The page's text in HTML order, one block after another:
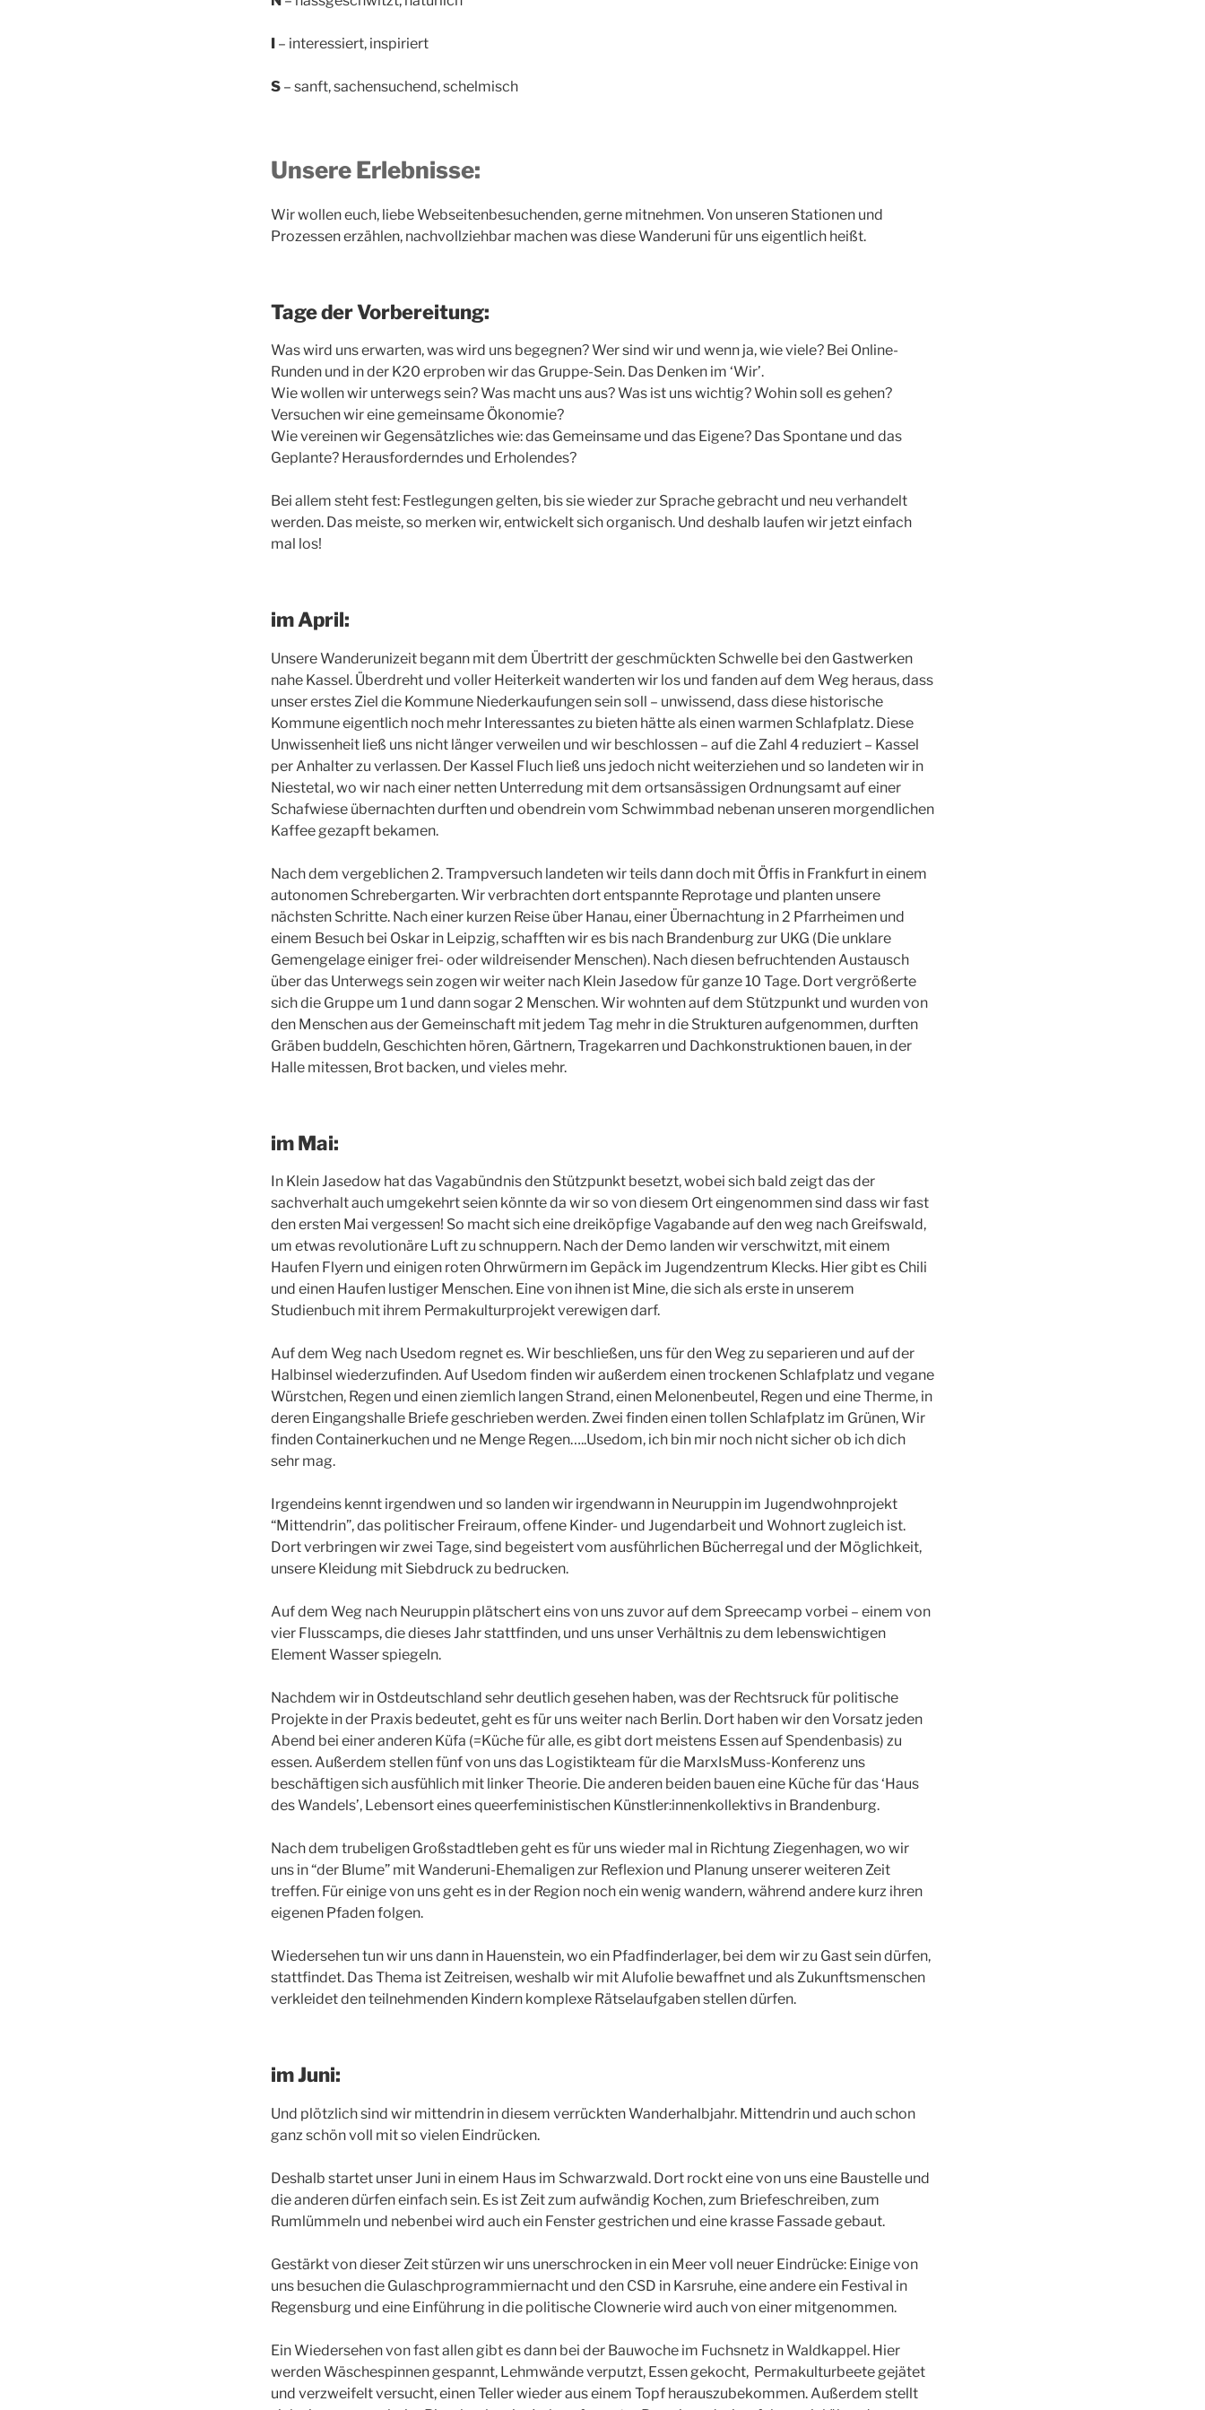
I – interessiert, inspiriert
S – sanft, sachensuchend, schelmisch
Unsere Erlebnisse:
Wir wollen euch, liebe Webseitenbesuchenden, gerne mitnehmen. Von unseren Stationen und
Prozessen erzählen, nachvollziehbar machen was diese Wanderuni für uns eigentlich heißt.
Tage der Vorbereitung:
Was wird uns erwarten, was wird uns begegnen? Wer sind wir und wenn ja, wie viele? Bei Online-
Runden und in der K20 erproben wir das Gruppe-Sein. Das Denken im ‘Wir’.
Wie wollen wir unterwegs sein? Was macht uns aus? Was ist uns wichtig? Wohin soll es gehen?
Versuchen wir eine gemeinsame Ökonomie?
Wie vereinen wir Gegensätzliches wie: das Gemeinsame und das Eigene? Das Spontane und das
Geplante? Herausforderndes und Erholendes?
Bei allem steht fest: Festlegungen gelten, bis sie wieder zur Sprache gebracht und neu verhandelt
werden. Das meiste, so merken wir, entwickelt sich organisch. Und deshalb laufen wir jetzt einfach
mal los!
im April:
Unsere Wanderunizeit begann mit dem Übertritt der geschmückten Schwelle bei den Gastwerken
nahe Kassel. Überdreht und voller Heiterkeit wanderten wir los und fanden auf dem Weg heraus, dass
unser erstes Ziel die Kommune Niederkaufungen sein soll – unwissend, dass diese historische
Kommune eigentlich noch mehr Interessantes zu bieten hätte als einen warmen Schlafplatz. Diese
Unwissenheit ließ uns nicht länger verweilen und wir beschlossen – auf die Zahl 4 reduziert – Kassel
per Anhalter zu verlassen. Der Kassel Fluch ließ uns jedoch nicht weiterziehen und so landeten wir in
Niestetal, wo wir nach einer netten Unterredung mit dem ortsansässigen Ordnungsamt auf einer
Schafwiese übernachten durften und obendrein vom Schwimmbad nebenan unseren morgendlichen
Kaffee gezapft bekamen.
Nach dem vergeblichen 2. Trampversuch landeten wir teils dann doch mit Öffis in Frankfurt in einem
autonomen Schrebergarten. Wir verbrachten dort entspannte Reprotage und planten unsere
nächsten Schritte. Nach einer kurzen Reise über Hanau, einer Übernachtung in 2 Pfarrheimen und
einem Besuch bei Oskar in Leipzig, schafften wir es bis nach Brandenburg zur UKG (Die unklare
Gemengelage einiger frei- oder wildreisender Menschen). Nach diesen befruchtenden Austausch
über das Unterwegs sein zogen wir weiter nach Klein Jasedow für ganze 10 Tage. Dort vergrößerte
sich die Gruppe um 1 und dann sogar 2 Menschen. Wir wohnten auf dem Stützpunkt und wurden von
den Menschen aus der Gemeinschaft mit jedem Tag mehr in die Strukturen aufgenommen, durften
Gräben buddeln, Geschichten hören, Gärtnern, Tragekarren und Dachkonstruktionen bauen, in der
Halle mitessen, Brot backen, und vieles mehr.
im Mai:
In Klein Jasedow hat das Vagabündnis den Stützpunkt besetzt, wobei sich bald zeigt das der
sachverhalt auch umgekehrt seien könnte da wir so von diesem Ort eingenommen sind dass wir fast
den ersten Mai vergessen! So macht sich eine dreiköpfige Vagabande auf den weg nach Greifswald,
um etwas revolutionäre Luft zu schnuppern. Nach der Demo landen wir verschwitzt, mit einem
Haufen Flyern und einigen roten Ohrwürmern im Gepäck im Jugendzentrum Klecks. Hier gibt es Chili
und einen Haufen lustiger Menschen. Eine von ihnen ist Mine, die sich als erste in unserem
Studienbuch mit ihrem Permakulturprojekt verewigen darf.
Auf dem Weg nach Usedom regnet es. Wir beschließen, uns für den Weg zu separieren und auf der
Halbinsel wiederzufinden. Auf Usedom finden wir außerdem einen trockenen Schlafplatz und vegane
Würstchen, Regen und einen ziemlich langen Strand, einen Melonenbeutel, Regen und eine Therme, in
deren Eingangshalle Briefe geschrieben werden. Zwei finden einen tollen Schlafplatz im Grünen, Wir
finden Containerkuchen und ne Menge Regen…..Usedom, ich bin mir noch nicht sicher ob ich dich
sehr mag.
Irgendeins kennt irgendwen und so landen wir irgendwann in Neuruppin im Jugendwohnprojekt
“Mittendrin”, das politischer Freiraum, offene Kinder- und Jugendarbeit und Wohnort zugleich ist.
Dort verbringen wir zwei Tage, sind begeistert vom ausführlichen Bücherregal und der Möglichkeit,
unsere Kleidung mit Siebdruck zu bedrucken.
Auf dem Weg nach Neuruppin plätschert eins von uns zuvor auf dem Spreecamp vorbei – einem von
vier Flusscamps, die dieses Jahr stattfinden, und uns unser Verhältnis zu dem lebenswichtigen
Element Wasser spiegeln.
Nachdem wir in Ostdeutschland sehr deutlich gesehen haben, was der Rechtsruck für politische
Projekte in der Praxis bedeutet, geht es für uns weiter nach Berlin. Dort haben wir den Vorsatz jeden
Abend bei einer anderen Küfa (=Küche für alle, es gibt dort meistens Essen auf Spendenbasis) zu
essen. Außerdem stellen fünf von uns das Logistikteam für die MarxIsMuss-Konferenz uns
beschäftigen sich ausfühlich mit linker Theorie. Die anderen beiden bauen eine Küche für das ‘Haus
des Wandels’, Lebensort eines queerfeministischen Künstler:innenkollektivs in Brandenburg.
Nach dem trubeligen Großstadtleben geht es für uns wieder mal in Richtung Ziegenhagen, wo wir
uns in “der Blume” mit Wanderuni-Ehemaligen zur Reflexion und Planung unserer weiteren Zeit
treffen. Für einige von uns geht es in der Region noch ein wenig wandern, während andere kurz ihren
eigenen Pfaden folgen.
Wiedersehen tun wir uns dann in Hauenstein, wo ein Pfadfinderlager, bei dem wir zu Gast sein dürfen,
stattfindet. Das Thema ist Zeitreisen, weshalb wir mit Alufolie bewaffnet und als Zukunftsmenschen
verkleidet den teilnehmenden Kindern komplexe Rätselaufgaben stellen dürfen.
im Juni:
Und plötzlich sind wir mittendrin in diesem verrückten Wanderhalbjahr. Mittendrin und auch schon
ganz schön voll mit so vielen Eindrücken.
Deshalb startet unser Juni in einem Haus im Schwarzwald. Dort rockt eine von uns eine Baustelle und
die anderen dürfen einfach sein. Es ist Zeit zum aufwändig Kochen, zum Briefeschreiben, zum
Rumlümmeln und nebenbei wird auch ein Fenster gestrichen und eine krasse Fassade gebaut.
Gestärkt von dieser Zeit stürzen wir uns unerschrocken in ein Meer voll neuer Eindrücke: Einige von
uns besuchen die Gulaschprogrammiernacht und den CSD in Karsruhe, eine andere ein Festival in
Regensburg und eine Einführung in die politische Clownerie wird auch von einer mitgenommen.
Ein Wiedersehen von fast allen gibt es dann bei der Bauwoche im Fuchsnetz in Waldkappel. Hier
werden Wäschespinnen gespannt, Lehmwände verputzt, Essen gekocht, Permakulturbeete gejätet
und verzweifelt versucht, einen Teller wieder aus einem Topf herauszubekommen. Außerdem stellt